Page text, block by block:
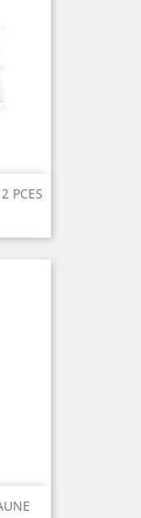
PCES